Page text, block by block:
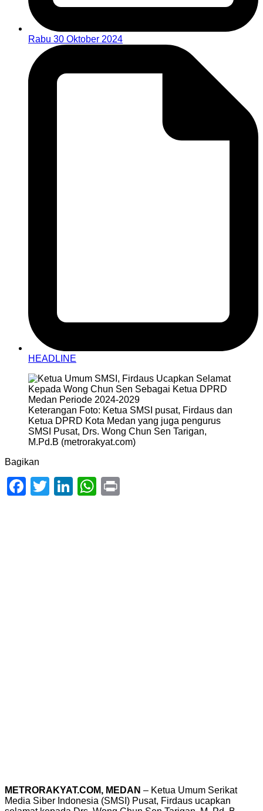
Rabu 30 Oktober 2024
HEADLINE
Keterangan Foto: Ketua SMSI pusat, Firdaus dan
Ketua DPRD Kota Medan yang juga pengurus
SMSI Pusat, Drs. Wong Chun Sen Tarigan,
M.Pd.B (metrorakyat.com)
Bagikan
Facebook
Twitter
LinkedIn
WhatsApp
METRORAKYAT.COM, MEDAN – Ketua Umum Serikat
Media Siber Indonesia (SMSI) Pusat, Firdaus ucapkan